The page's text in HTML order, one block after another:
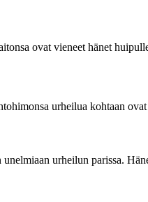
ovat vieneet hänet
urheilua kohtaan
urheilun parissa.